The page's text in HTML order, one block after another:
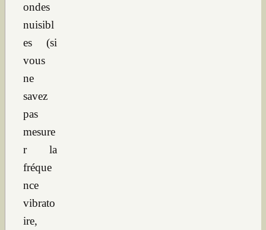
ondes
nuisibl
es (si
vous
ne
savez
pas
mesure
r la
fréque
nce
vibrato
ire,